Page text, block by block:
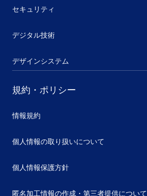
セキュリティ
デジタル技術
デザインシステム
規約・ポリシー
情報規約
個人情報の取り扱いについて
個人情報保護方針
匿名加工情報の作成・第三者提供について